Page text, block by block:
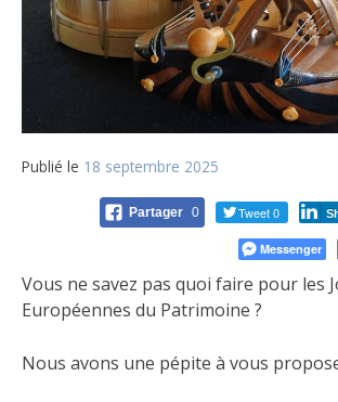
Publié le 18 septembre 2025
Partager 0 Tweet 0
Messenger
Vous ne savez pas quoi faire pour les
Européennes du Patrimoine ?
Nous avons une pépite à vous